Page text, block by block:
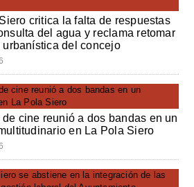
critica la falta de respuestas
del agua y reclama retomar
urbanística del concejo
de cine reunió a dos bandas en un
en La Pola Siero